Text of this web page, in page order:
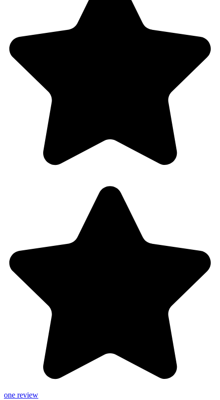
one review